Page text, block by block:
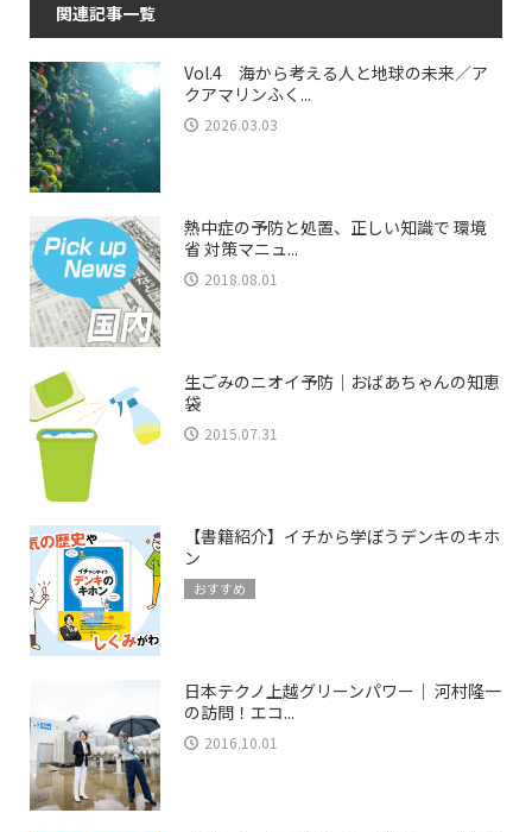
関連記事一覧
Vol.4 海から考える人と地球の未来／ア
クアマリンふく...
2026.03.03
熱中症の予防と処置、正しい知識で 環境
省 対策マニュ...
2018.08.01
生ごみのニオイ予防｜おばあちゃんの知恵
袋
2015.07.31
【書籍紹介】イチから学ぼうデンキのキホ
ン
おすすめ
日本テクノ上越グリーンパワー｜ 河村隆一
の訪問！エコ...
2016.10.01